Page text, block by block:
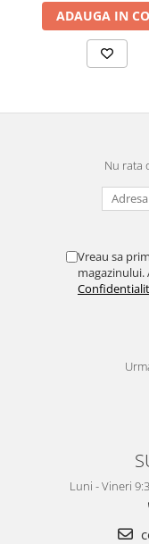
ADAUGA IN
Nu rata
Vreau sa
magazinului.
Luni - Vineri